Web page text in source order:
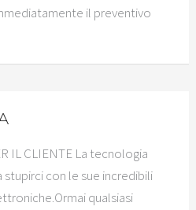
il preventivo
IL CLIENTE La tecnologia
stupirci con le sue incredibili
qualsiasi